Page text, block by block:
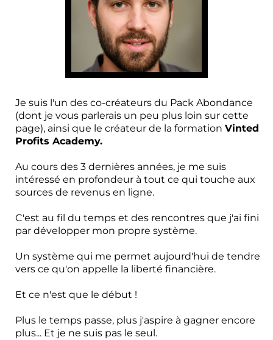
Je suis l'un des co-créateurs du Pack Abondance
(dont je vous parlerais un peu plus loin sur cette
page), ainsi que le créateur de la formation Vinted
Profits Academy.
Au cours des 3 dernières années, je me suis
intéressé en profondeur à tout ce qui touche aux
sources de revenus en ligne.
C'est au fil du temps et des rencontres que j'ai fini
par développer mon propre système.
Un système qui me permet aujourd'hui de tendre
vers ce qu'on appelle la liberté financière.
Et ce n'est que le début !
Plus le temps passe, plus j'aspire à gagner encore
plus... Et je ne suis pas le seul.